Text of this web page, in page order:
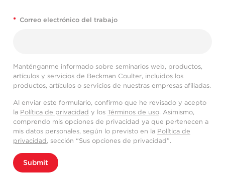
* Correo electrónico del trabajo
Manténganme informado sobre seminarios web, productos,
artículos y servicios de Beckman Coulter, incluidos los
productos, artículos o servicios de nuestras empresas afiliadas.
Al enviar este formulario, confirmo que he revisado y acepto
la Política de privacidad y los Términos de uso. Asimismo,
comprendo mis opciones de privacidad ya que pertenecen a
mis datos personales, según lo previsto en la Política de
privacidad, sección “Sus opciones de privacidad”.
Submit